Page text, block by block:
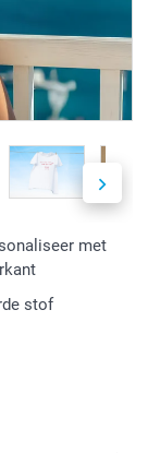
met
stof